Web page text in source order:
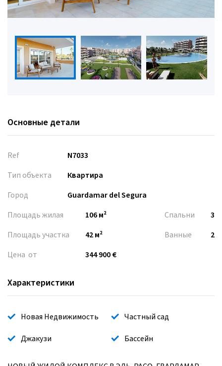
Основные детали
Ref
N7033
Тип объекта
Квартира
Город
Guardamar del Segura
Площадь жилая
106 м²
Площадь участка
42 м²
Цена от
344 900 €
Спальни
3
Ванные
2
Характеристики
Новая Недвижимость
Частный сад
Джакузи
Бассейн